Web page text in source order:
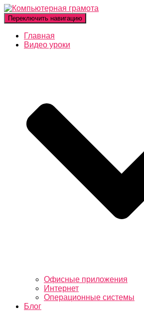
Переключить навигацию
Главная
Видео уроки
Офисные приложения
Интернет
Операционные системы
Блог